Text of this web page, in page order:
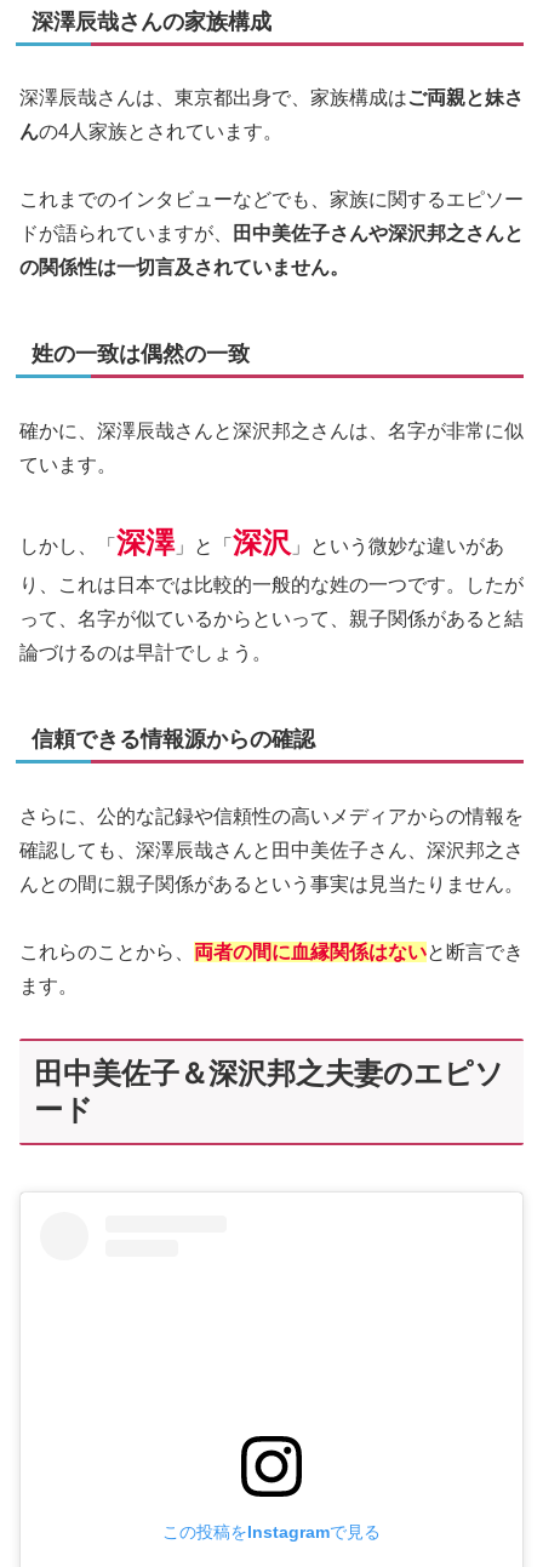
深澤辰哉さんの家族構成
深澤辰哉さんは、東京都出身で、家族構成はご両親と妹さ
んの4人家族とされています。
これまでのインタビューなどでも、家族に関するエピソー
ドが語られていますが、
田中美佐子さんや深沢邦之さんと
の関係性は一切言及されていません。
姓の一致は偶然の一致
確かに、深澤辰哉さんと深沢邦之さんは、名字が非常に似
ています。
しかし、「 深澤」と「 深沢 」という微妙な違いがあ
り、これは日本では比較的一般的な姓の一つです。したが
って、名字が似ているからといって、親子関係があると結
論づけるのは早計でしょう。
信頼できる情報源からの確認
さらに、公的な記録や信頼性の高いメディアからの情報を
確認しても、深澤辰哉さんと田中美佐子さん、深沢邦之さ
んとの間に親子関係があるという事実は見当たりません。
これらのことから、 両者の間に血縁関係はないと断言でき
ます。
田中美佐子＆深沢邦之夫妻のエピソ
ード
この投稿をInstagramで見る